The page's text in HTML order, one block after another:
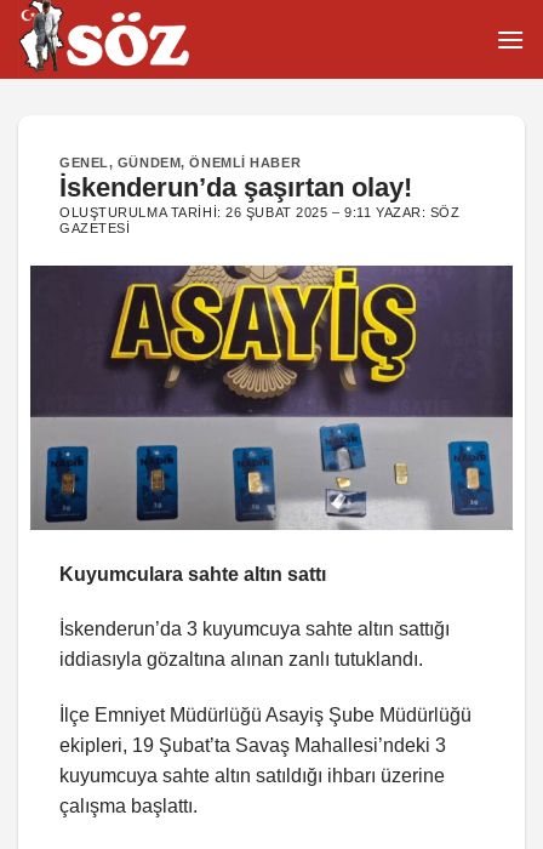
İçeriğe
atla
GENEL, GÜNDEM,ÖNEMLI HABER
İskenderun’da şaşırtan olay!
OLUŞTURULMA TARIHI:26 ŞUBAT 2025 – 9:11 YAZAR: SÖZ
GAZETESI
Kuyumculara sahte altın sattı
İskenderun’da 3 kuyumcuya sahte altın sattığı
iddiasıyla gözaltına alınan zanlı tutuklandı.
İlçe Emniyet Müdürlüğü Asayiş Şube Müdürlüğü
ekipleri, 19 Şubat’ta Savaş Mahallesi’ndeki 3
kuyumcuya sahte altın satıldığı ihbarı üzerine
çalışma başlattı.